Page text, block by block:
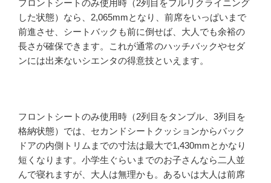
フロントシートのみ使用時（2列目をフルリクライニング
した状態）なら、2,065mmとなり、前席をいっぱいまで
前進させ、シートバックも前に倒せば、大人でも余裕の
長さが確保できます。これが通常のハッチバックやセダ
ンには出来ないシエンタの得意技といえます。
フロントシートのみ使用時（2列目をタンブル、3列目を
格納状態）では、セカンドシートクッションからバック
ドアの内側トリムまでの寸法は最大で1,430mmとかなり
短くなります。小学生ぐらいまでのお子さんなら二人並
んで寝れますが、大人は無理かも。あるいは大人は前席